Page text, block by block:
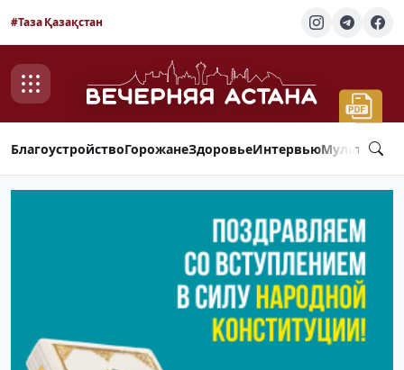
#Таза Қазақстан
БлагоустройствоГорожанеЗдоровьеИнтервью